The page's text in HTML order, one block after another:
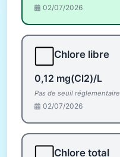
02/07/2026
Chlore libre
0,12 mg(Cl2)/L
Pas de seuil réglementaire
02/07/2026
Chlore total